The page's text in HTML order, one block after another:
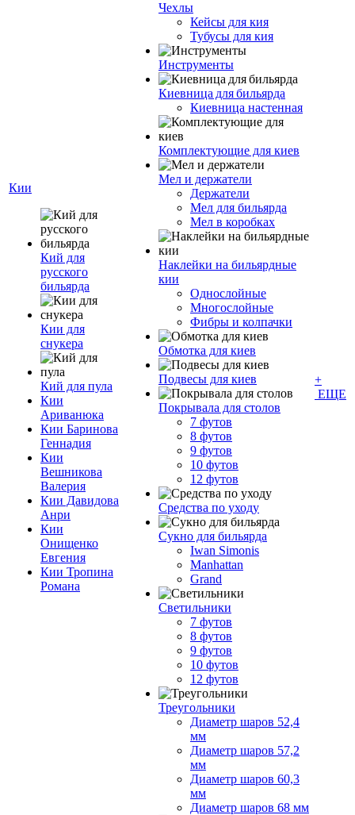
Кии
Кий для
русского
бильярда
Кии для
снукера
Кий для пула
Кии
Ариванюка
Кии Баринова
Геннадия
Кии
Вешникова
Валерия
Кии Давидова
Анри
Кии
Онищенко
Евгения
Кии Тропина
Романа
Чехлы
Кейсы для кия
Тубусы для кия
Инструменты
Киевница для бильярда
Киевница настенная
Комплектующие для киев
Мел и держатели
Держатели
Мел для бильярда
Мел в коробках
Наклейки на бильярдные
кии
Однослойные
Многослойные
Фибры и колпачки
Обмотка для киев
Подвесы для киев
Покрывала для столов
7 футов
8 футов
9 футов
10 футов
12 футов
Средства по уходу
Сукно для бильярда
Iwan Simonis
Manhattan
Grand
Светильники
7 футов
8 футов
9 футов
10 футов
12 футов
Треугольники
Диаметр шаров 52,4
мм
Диаметр шаров 57,2
мм
Диаметр шаров 60,3
мм
Диаметр шаров 68 мм
+
ЕЩЕ